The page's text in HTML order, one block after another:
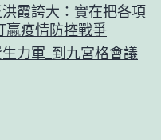
霞誇大：實在把各項
贏疫情防控戰爭
力軍_到九宮格會議